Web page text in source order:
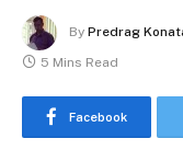
By Predrag
5 Mins Read
Facebook